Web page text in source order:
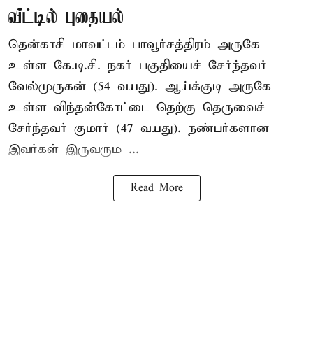
வீட்டில் புதையல்
தென்காசி மாவட்டம் பாவூர்சத்திரம் அருகே
உள்ள கே.டி.சி. நகர் பகுதியைச் சேர்ந்தவர்
வேல்முருகன் (54 வயது). ஆய்க்குடி அருகே
உள்ள விந்தன்கோட்டை தெற்கு தெருவைச்
சேர்ந்தவர் குமார் (47 வயது). நண்பர்களான
இவர்கள் இருவரும ...
Read More